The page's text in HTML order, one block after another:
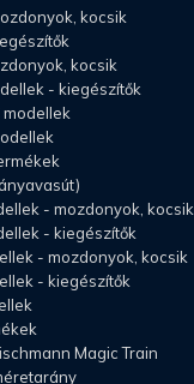
kocsik
kocsik
- kiegészítők
modellek
- mozdonyok, kocsik
- kiegészítők
- mozdonyok, kocsik
- kiegészítők
Magic Train